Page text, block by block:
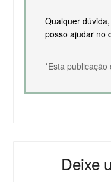
Qualquer
posso ajudar no
*Esta publicação
Deixe